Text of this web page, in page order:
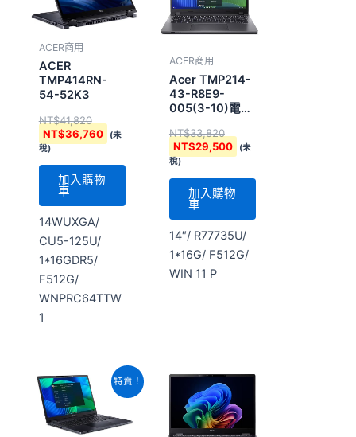
ACER商用
ACER
TMP414RN-
54-52K3
NT$41,820
NT$41,820。
NT$36,760
NT$36,760。
(未
稅)
加入購物
車
14WUXGA/
CU5-125U/
1*16GDR5/
F512G/
WNPRC64TTW
1
ACER商用
Acer TMP214-
43-R8E9-
005(3-10)電池
NT$33,820
NT$33,820。
NT$29,500
NT$29,500。
(未
稅)
加入購物
車
14″/ R77735U/
1*16G/ F512G/
WIN 11 P
特賣！
價
格：
NT$35,700。
目
前
格：
NT$33,560。